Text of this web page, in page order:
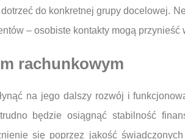
do konkretnej grupy docelowej.
– osobiste kontakty mogą
rachunkowym
na jego dalszy rozwój i
będzie osiągnąć stabilność
się poprzez jakość